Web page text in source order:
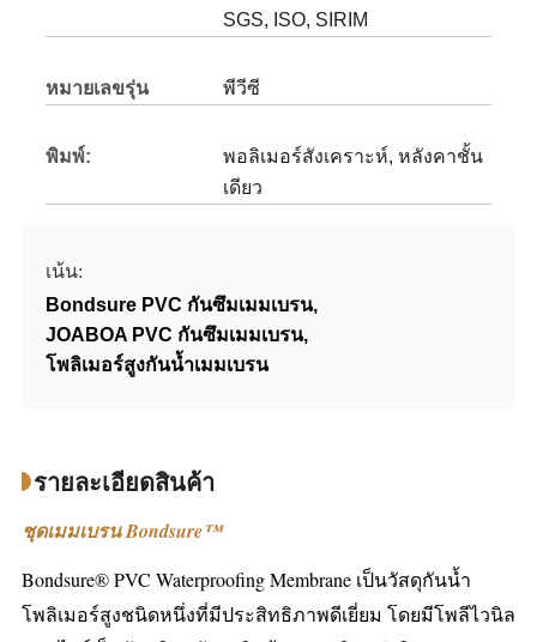
SGS, ISO, SIRIM
หมายเลขรุ่น พีวีซี
พิมพ์:
พอลิเมอร์สังเคราะห์, หลังคาชั้น
เดียว
เน้น:
Bondsure PVC กันซึมเมมเบรน,
JOABOA PVC กันซึมเมมเบรน,
โพลิเมอร์สูงกันน้ำเมมเบรน
รายละเอียดสินค้า
ชุดเมมเบรน Bondsure™
Bondsure® PVC Waterproofing Membrane เป็นวัสดุกันน้ำ
โพลิเมอร์สูงชนิดหนึ่งที่มีประสิทธิภาพดีเยี่ยม โดยมีโพลีไวนิล